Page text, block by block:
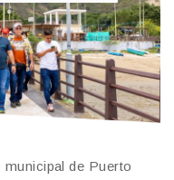
de Puerto